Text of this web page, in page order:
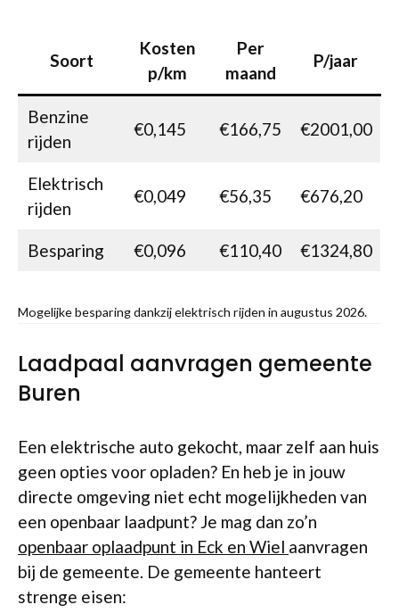
Soort
Kosten
p/km
Per
maand
P/jaar
Benzine
rijden
€0,145 €166,75 €2001,00
Elektrisch
rijden
€0,049 €56,35 €676,20
Besparing €0,096 €110,40 €1324,80
Mogelijke besparing dankzij elektrisch rijden in augustus 2026.
Laadpaal aanvragen gemeente
Buren
Een elektrische auto gekocht, maar zelf aan huis
geen opties voor opladen? En heb je in jouw
directe omgeving niet echt mogelijkheden van
een openbaar laadpunt? Je mag dan zo’n
openbaar oplaadpunt in Eck en Wiel aanvragen
bij de gemeente. De gemeente hanteert
strenge eisen: